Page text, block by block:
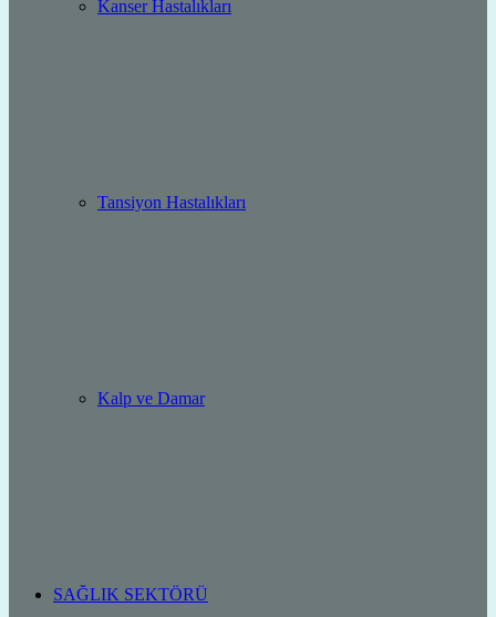
Kanser Hastalıkları
Tansiyon Hastalıkları
Kalp ve Damar
SAĞLIK SEKTÖRÜ